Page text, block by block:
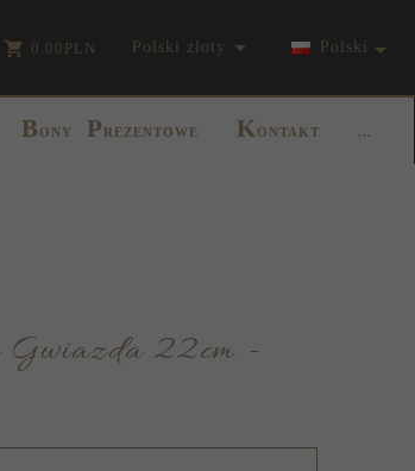
0.00 PLN
currency_h
polski złoty Polski
B ONY P REZENTOWE K ONTAKT ...